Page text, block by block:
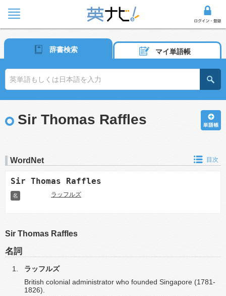
辞書検索 マイ単語帳
Sir Thomas Raffles
WordNet 目次
Sir Thomas Raffles
名 ラッフルズ
Sir Thomas Raffles
名詞
ラッフルズ
British colonial administrator who founded Singapore (1781-
1826).